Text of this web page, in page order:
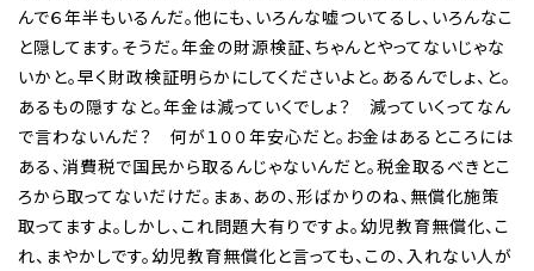
んで６年半もいるんだ。他にも、いろんな嘘ついてるし、いろんなこ
と隠してます。そうだ。年金の財源検証、ちゃんとやってないじゃな
いかと。早く財政検証明らかにしてくださいよと。あるんでしょ、と。
あるもの隠すなと。年金は減っていくでしょ？ 減っていくってなん
で言わないんだ？ 何が１００年安心だと。お金はあるところには
ある、消費税で国民から取るんじゃないんだと。税金取るべきとこ
ろから取ってないだけだ。まぁ、あの、形ばかりのね、無償化施策
取ってますよ。しかし、これ問題大有りですよ。幼児教育無償化、こ
れ、まやかしです。幼児教育無償化と言っても、この、入れない人が